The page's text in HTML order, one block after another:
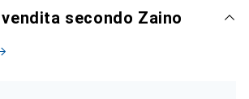
secondo Zaino